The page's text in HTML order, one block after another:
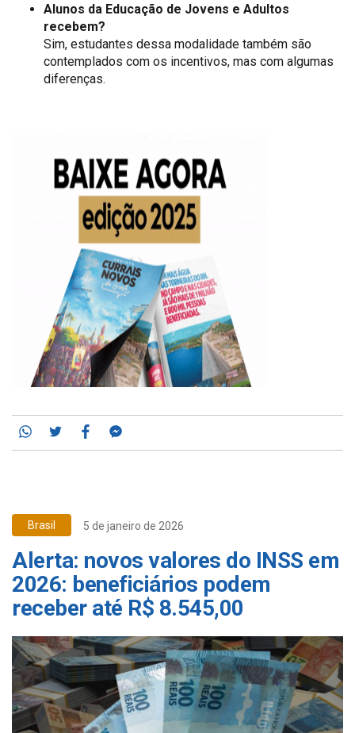
Alunos da Educação de Jovens e Adultos
recebem?
Sim, estudantes dessa modalidade também são
contemplados com os incentivos, mas com algumas
diferenças.
Whatsapp
TwitterFacebook
Brasil 5 de janeiro de 2026
Alerta: novos valores do INSS em
2026: beneficiários podem
receber até R$ 8.545,00